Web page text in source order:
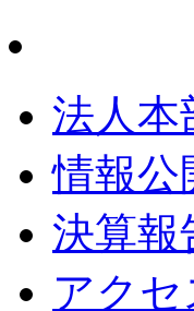
法人本
情報公
決算報
アクセ